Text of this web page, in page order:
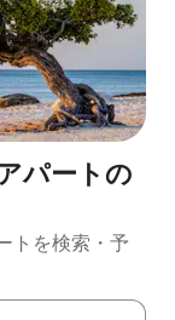
パートの
トを検索・予